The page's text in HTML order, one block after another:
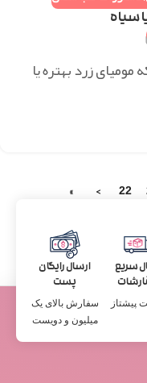
سیاه
زرد بهتره یا
22
›
»
سریع
پیشتاز
ارسال رایگان
پست
سفارش بالای یک
میلیون و دویست